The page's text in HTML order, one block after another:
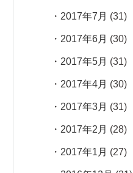
2017年7月 (31)
2017年6月 (30)
2017年5月 (31)
2017年4月 (30)
2017年3月 (31)
2017年2月 (28)
2017年1月 (27)